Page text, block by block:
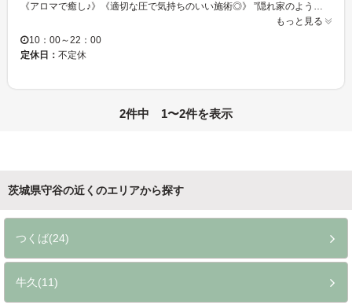
《アロマで癒し♪》《適切な圧で気持ちのいい施術◎》 ”隠れ家のようなプライベートサロン”周りを気にせずリラックスして施術が受けられます。 マンツーマンで対応しますので、初めての方でも安心してご来店頂けます。 全身施術は90分から、ロングコースが人気のサロンです。 カウンセリングでお客様の身体のお疲れやお悩みを伺い、お客様の状態に合った施術で改善へ導きます☆ お互いに楽しみながら気づきのある深い癒しのお時間を...⭐︎
もっと見る
10：00～22：00
定休日： 不定休
2件中 1〜2件を表示
茨城県守谷の近くのエリアから探す
つくば(24)
牛久(11)